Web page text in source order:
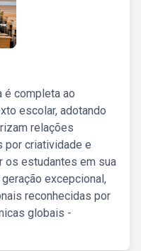
é completa ao
escolar, adotando
relações
por criatividade e
os estudantes em sua
excepcional,
reconhecidas por
globais -